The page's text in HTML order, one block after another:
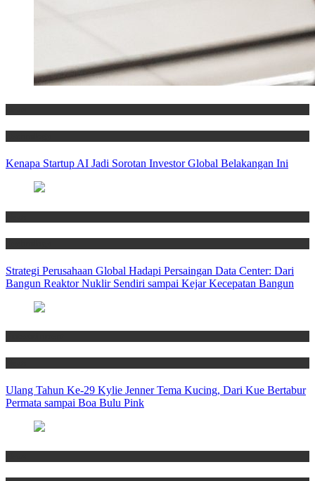
Kenapa Startup AI Jadi Sorotan Investor Global Belakangan Ini
Strategi Perusahaan Global Hadapi Persaingan Data Center: Dari
Bangun Reaktor Nuklir Sendiri sampai Kejar Kecepatan Bangun
Ulang Tahun Ke-29 Kylie Jenner Tema Kucing, Dari Kue Bertabur
Permata sampai Boa Bulu Pink